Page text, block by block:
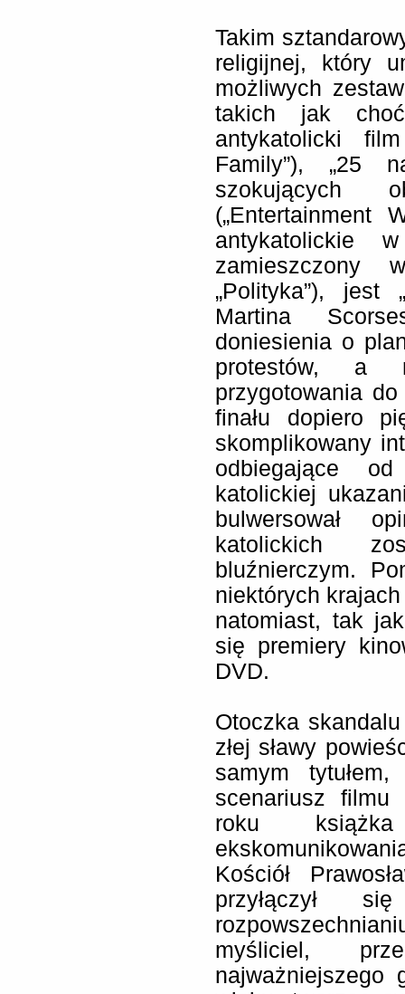
Takim
religijnej, który
możliwych
takich jak
antykatolicki
Family”), „25
szokujących
(„Entertainment
antykatolickie
„Polityka”), jest
Martina
doniesienia o
protestów, a
przygotowania
finału dopiero
skomplikowany
odbiegające
katolickiej
bulwersował
katolickich
bluźnierczym.
niektórych
natomiast, tak
się premiery
DVD.
Otoczka
złej sławy
samym
scenariusz filmu
roku
Kościół
przyłączył
myśliciel,
najważniejszego